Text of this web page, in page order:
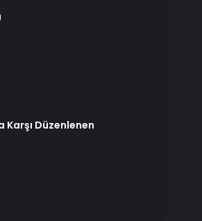
Karşı Düzenlenen